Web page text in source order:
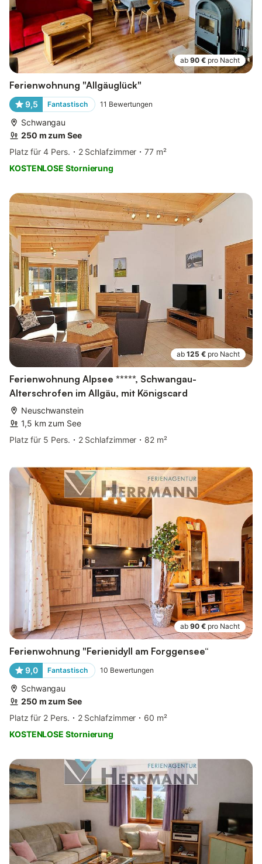
ab 90 € pro Nacht
Ferienwohnung "Allgäuglück"
9,5 Fantastisch 11 Bewertungen
Schwangau
250 m zum See
Platz für 4 Pers.
2 Schlafzimmer
77 m²
KOSTENLOSE Stornierung
ab 125 € pro Nacht
Ferienwohnung Alpsee *****, Schwangau-
Alterschrofen im Allgäu, mit Königscard
Neuschwanstein
1,5 km zum See
Platz für 5 Pers.
2 Schlafzimmer 82 m²
ab 90 € pro Nacht
Ferienwohnung "Ferienidyll am Forggensee“
9,0 Fantastisch 10 Bewertungen
Schwangau
250 m zum See
Platz für 2 Pers.
2 Schlafzimmer
60 m²
KOSTENLOSE Stornierung